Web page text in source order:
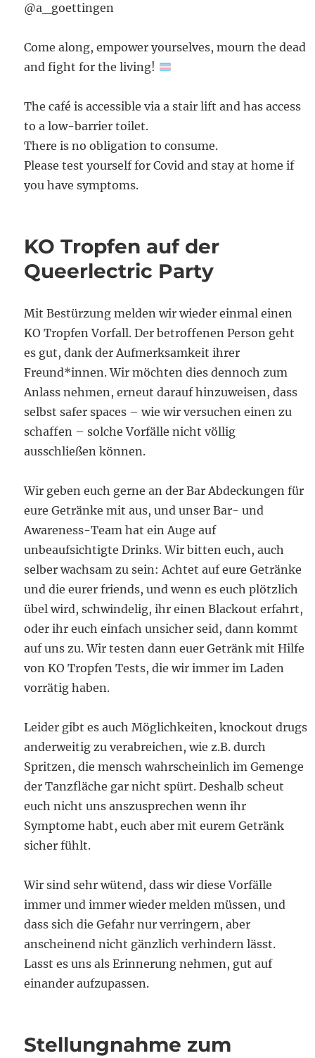
@a_goettingen
Come along, empower yourselves, mourn the dead
and fight for the living!
The café is accessible via a stair lift and has access
to a low-barrier toilet.
There is no obligation to consume.
Please test yourself for Covid and stay at home if
you have symptoms.
KO Tropfen auf der
Queerlectric Party
Mit Bestürzung melden wir wieder einmal einen
KO Tropfen Vorfall. Der betroffenen Person geht
es gut, dank der Aufmerksamkeit ihrer
Freund*innen. Wir möchten dies dennoch zum
Anlass nehmen, erneut darauf hinzuweisen, dass
selbst safer spaces – wie wir versuchen einen zu
schaffen – solche Vorfälle nicht völlig
ausschließen können.
Wir geben euch gerne an der Bar Abdeckungen für
eure Getränke mit aus, und unser Bar- und
Awareness-Team hat ein Auge auf
unbeaufsichtigte Drinks. Wir bitten euch, auch
selber wachsam zu sein: Achtet auf eure Getränke
und die eurer friends, und wenn es euch plötzlich
übel wird, schwindelig, ihr einen Blackout erfahrt,
oder ihr euch einfach unsicher seid, dann kommt
auf uns zu. Wir testen dann euer Getränk mit Hilfe
von KO Tropfen Tests, die wir immer im Laden
vorrätig haben.
Leider gibt es auch Möglichkeiten, knockout drugs
anderweitig zu verabreichen, wie z.B. durch
Spritzen, die mensch wahrscheinlich im Gemenge
der Tanzfläche gar nicht spürt. Deshalb scheut
euch nicht uns anszusprechen wenn ihr
Symptome habt, euch aber mit eurem Getränk
sicher fühlt.
Wir sind sehr wütend, dass wir diese Vorfälle
immer und immer wieder melden müssen, und
dass sich die Gefahr nur verringern, aber
anscheinend nicht gänzlich verhindern lässt.
Lasst es uns als Erinnerung nehmen, gut auf
einander aufzupassen.
Stellungnahme zum